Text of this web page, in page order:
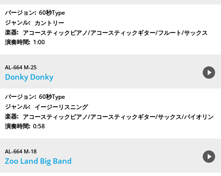
60秒Type
カントリー
アコースティックピアノ/アコースティックギター/フルート/サックス
1:00
AL-664 M-25
Donky Donky
60秒Type
イージーリスニング
アコースティックピアノ/アコースティックギター/サックス/バイオリン
0:58
AL-664 M-18
Zoo Land Big Band